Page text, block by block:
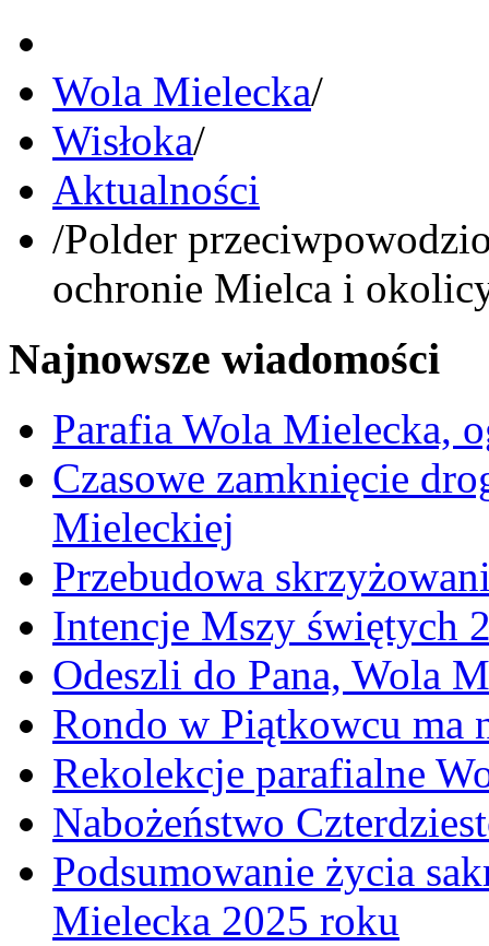
Wola Mielecka/
Wisłoka/
Aktualności
/Polder
ochronie Mielca i
Najnowsze wiadomości
Parafia Wola Mielecka,
Czasowe zamknięcie
Mieleckiej
Przebudowa
Intencje Mszy świętych
Odeszli do Pana, Wola
Rondo w Piątkowcu ma
Rekolekcje parafialne
Nabożeństwo
Podsumowanie życia
Mielecka 2025 roku